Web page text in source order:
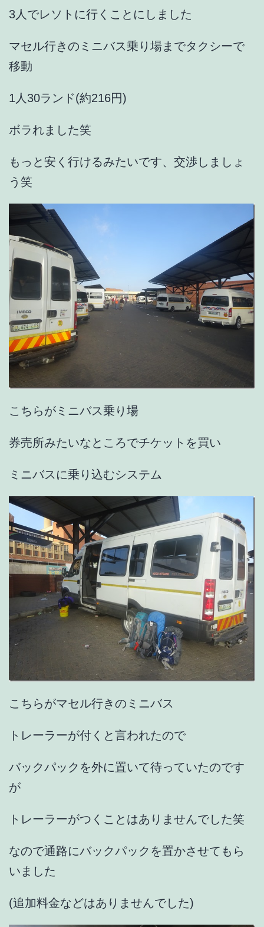
3人でレソトに行くことにしました
マセル行きのミニバス乗り場までタクシーで
移動
1人30ランド(約216円)
ボラれました笑
もっと安く行けるみたいです、交渉しましょ
う笑
こちらがミニバス乗り場
券売所みたいなところでチケットを買い
ミニバスに乗り込むシステム
こちらがマセル行きのミニバス
トレーラーが付くと言われたので
バックパックを外に置いて待っていたのです
が
トレーラーがつくことはありませんでした笑
なので通路にバックパックを置かさせてもら
いました
(追加料金などはありませんでした)